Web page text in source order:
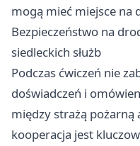
mogą mieć miejsce na
Bezpieczeństwo na
siedleckich służb
Podczas ćwiczeń nie
doświadczeń i
między strażą pożarną
kooperacja jest